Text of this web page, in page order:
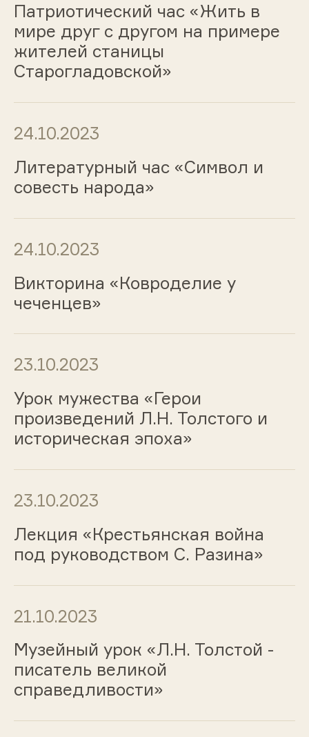
Патриотический час «Жить в
мире друг с другом на примере
жителей станицы
Старогладовской»
24.10.2023
Литературный час «Символ и
совесть народа»
24.10.2023
Викторина «Ковроделие у
чеченцев»
23.10.2023
Урок мужества «Герои
произведений Л.Н. Толстого и
историческая эпоха»
23.10.2023
Лекция «Крестьянская война
под руководством С. Разина»
21.10.2023
Музейный урок «Л.Н. Толстой -
писатель великой
справедливости»